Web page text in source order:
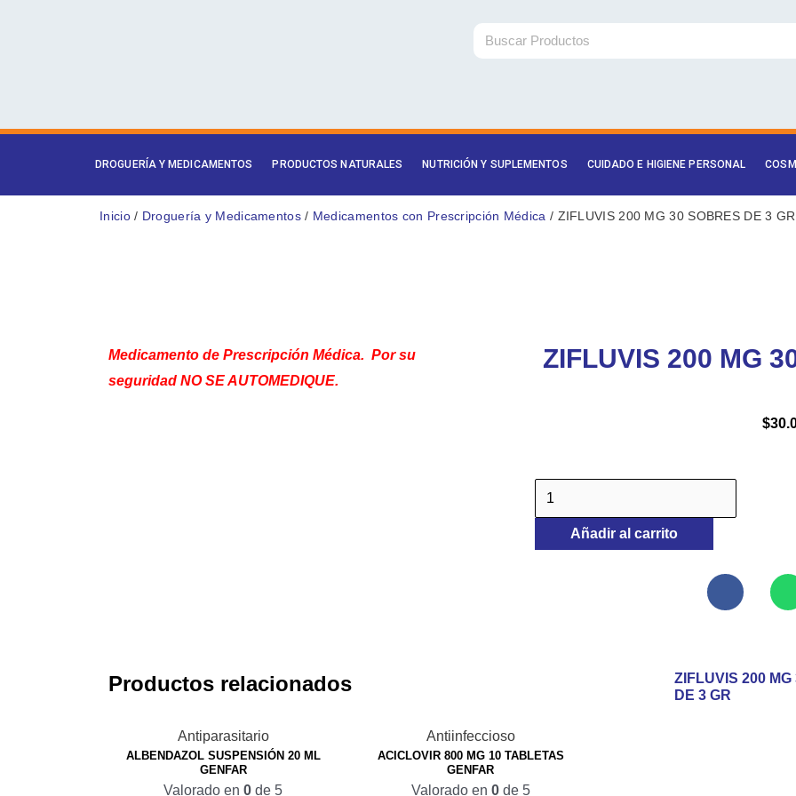
Buscar
DROGUERÍA Y MEDICAMENTOS PRODUCTOS NATURALES NUTRICIÓN Y SUPLEMENTOS CUIDADO E HIGIENE PERSONAL
Inicio/ Droguería y Medicamentos/ Medicamentos con Prescripción Médica / ZIFLUVIS 200 MG 30 SOBRES DE 3 GR
Medicamento de Prescripción Médica. Por su
seguridad NO SE AUTOMEDIQUE.
ZIFLUVIS 200 MG
$
ZIFLUVIS
200
Añadir al carrito
Productos relacionados
Antiparasitario
ALBENDAZOL SUSPENSIÓN 20 ML
GENFAR
Valorado en0 de 5
Antiinfeccioso
ACICLOVIR 800 MG 10 TABLETAS
GENFAR
Valorado en 0de 5
ZIFLUVIS 200
DE 3 GR